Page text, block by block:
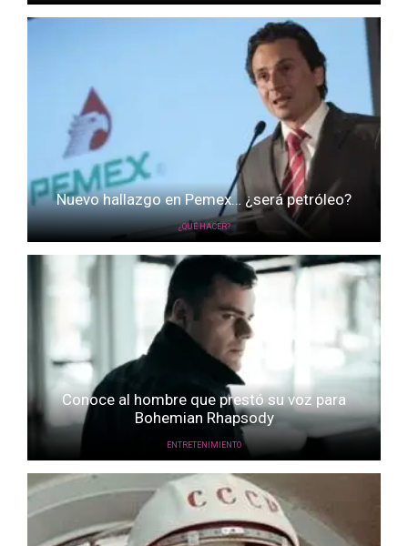
Nuevo hallazgo en Pemex… ¿será petróleo?
¿QUÉ HACER?
Conoce al hombre que prestó su voz para
Bohemian Rhapsody
ENTRETENIMIENTO